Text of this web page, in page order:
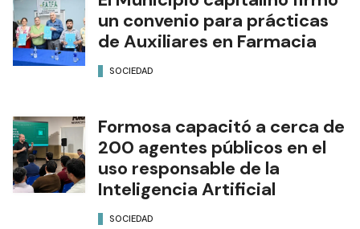
un convenio para prácticas
de Auxiliares en Farmacia
SOCIEDAD
Formosa capacitó a cerca de
200 agentes públicos en el
uso responsable de la
Inteligencia Artificial
SOCIEDAD